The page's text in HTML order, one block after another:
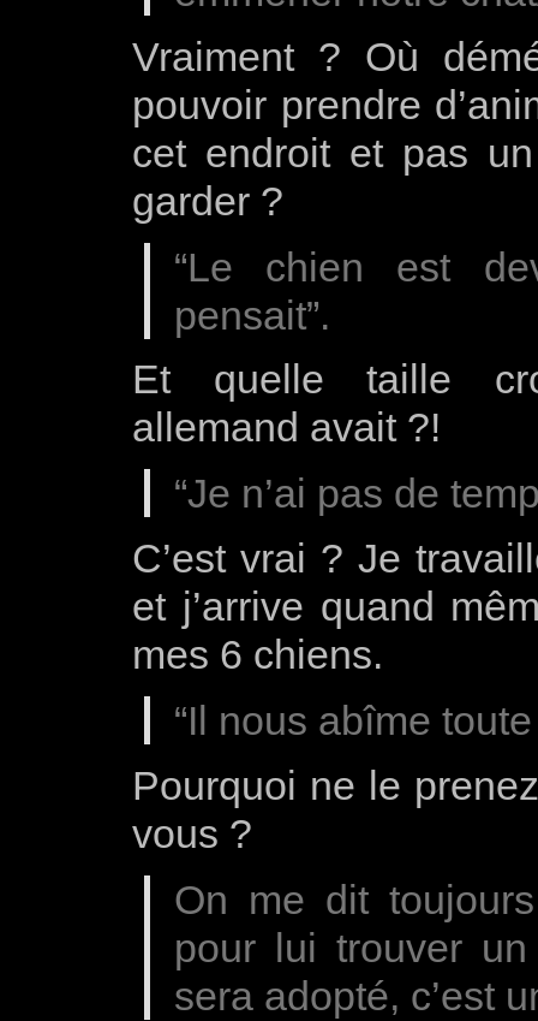
Vraiment ? Où
pouvoir prendre
cet endroit et pas
garder ?
“Le chien est
pensait”.
Et quelle taille
allemand avait ?!
“Je n’ai pas de
C’est vrai ? Je
et j’arrive quand
mes 6 chiens.
“Il nous abîme
Pourquoi ne le
vous ?
On me dit
pour lui trouver
sera adopté, c’est